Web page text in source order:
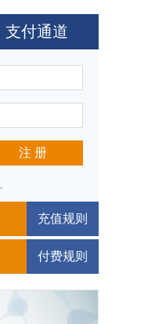
支付通道
注 册
充值规则
付费规则